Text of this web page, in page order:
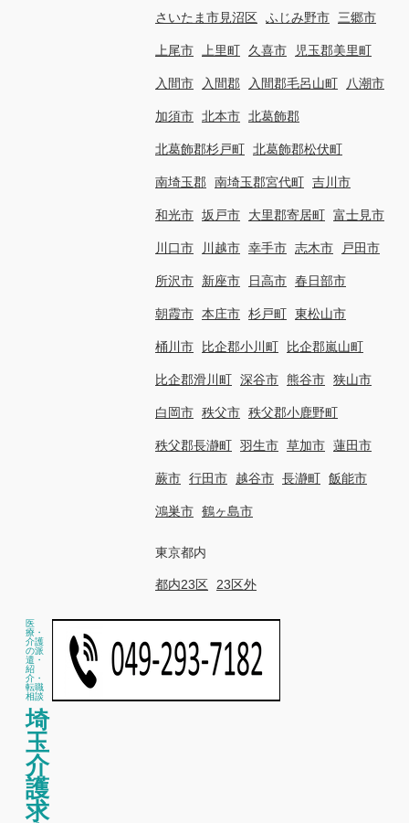
さいたま市見沼区 ふじみ野市 三郷市
上尾市 上里町 久喜市 児玉郡美里町
入間市 入間郡 入間郡毛呂山町 八潮市
加須市 北本市 北葛飾郡
北葛飾郡杉戸町 北葛飾郡松伏町
南埼玉郡 南埼玉郡宮代町 吉川市
和光市 坂戸市 大里郡寄居町 富士見市
川口市 川越市 幸手市 志木市 戸田市
所沢市 新座市 日高市 春日部市
朝霞市 本庄市 杉戸町 東松山市
桶川市 比企郡小川町 比企郡嵐山町
比企郡滑川町 深谷市 熊谷市 狭山市
白岡市 秩父市 秩父郡小鹿野町
秩父郡長瀞町 羽生市 草加市 蓮田市
蕨市 行田市 越谷市 長瀞町 飯能市
鴻巣市 鶴ヶ島市
東京都内
都内23区 23区外
医
療・
介護
の派
遣・
紹
介・
転職
相談
埼
玉
介
護
求